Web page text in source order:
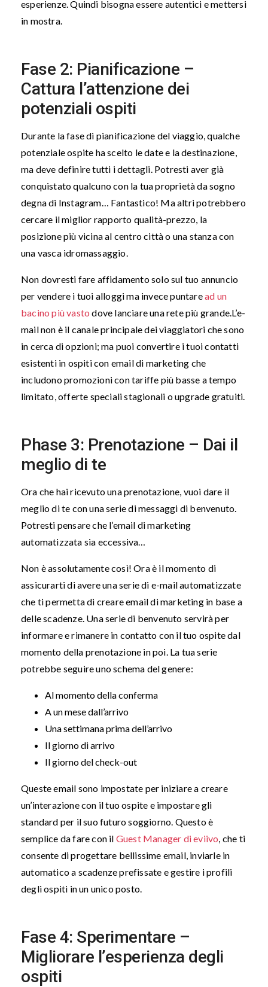
esperienze. Quindi bisogna essere autentici e mettersi
in mostra.
Fase 2: Pianificazione –
Cattura l’attenzione dei
potenziali ospiti
Durante la fase di pianificazione del viaggio, qualche
potenziale ospite ha scelto le date e la destinazione,
ma deve definire tutti i dettagli. Potresti aver già
conquistato qualcuno con la tua proprietà da sogno
degna di Instagram… Fantastico! Ma altri potrebbero
cercare il miglior rapporto qualità-prezzo, la
posizione più vicina al centro città o una stanza con
una vasca idromassaggio.
Non dovresti fare affidamento solo sul tuo annuncio
per vendere i tuoi alloggi ma invece puntaread un
bacino più vasto dove lanciare una rete più grande.L’e-
mail non è il canale principale dei viaggiatori che sono
in cerca di opzioni; ma puoi convertire i tuoi contatti
esistenti in ospiti con email di marketing che
includono promozioni con tariffe più basse a tempo
limitato, offerte speciali stagionali o upgrade gratuiti.
Phase 3: Prenotazione – Dai il
meglio di te
Ora che hai ricevuto una prenotazione, vuoi dare il
meglio di te con una serie di messaggi di benvenuto.
Potresti pensare che l’email di marketing
automatizzata sia eccessiva…
Non è assolutamente così! Ora è il momento di
assicurarti di avere una serie di e-mail automatizzate
che ti permetta di creare email di marketing in base a
delle scadenze. Una serie di benvenuto servirà per
informare e rimanere in contatto con il tuo ospite dal
momento della prenotazione in poi. La tua serie
potrebbe seguire uno schema del genere:
Al momento della conferma
A un mese dall’arrivo
Una settimana prima dell’arrivo
Il giorno di arrivo
Il giorno del check-out
Queste email sono impostate per iniziare a creare
un’interazione con il tuo ospite e impostare gli
standard per il suo futuro soggiorno. Questo è
semplice da fare con il Guest Manager di eviivo, che ti
consente di progettare bellissime email, inviarle in
automatico a scadenze prefissate e gestire i profili
degli ospiti in un unico posto.
Fase 4: Sperimentare –
Migliorare l’esperienza degli
ospiti